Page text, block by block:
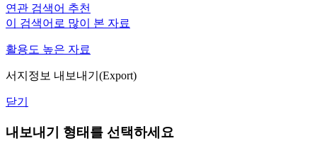
연관 검색어 추천
이 검색어로 많이 본 자료
활용도 높은 자료
서지정보 내보내기(Export)
닫기
내보내기 형태를 선택하세요